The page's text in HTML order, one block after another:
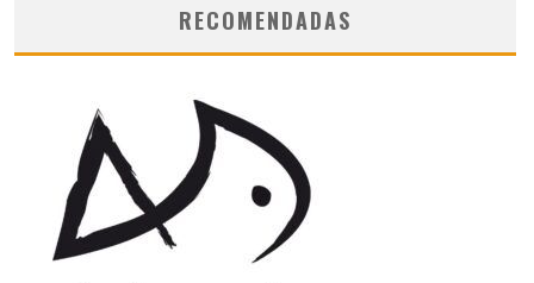
RECOMENDADAS